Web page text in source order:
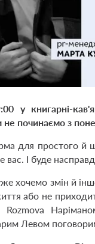
у книгарні-
починаємо з
для простого й
вас. І буде
хочемо змін й
або не
Rozmova
Левом